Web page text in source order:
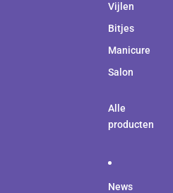
Vijlen
Bitjes
Manicure
Salon
Alle
producten
News